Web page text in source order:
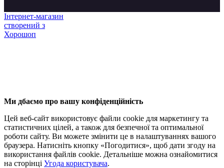
Інтернет-магазин
створений з
Хорошоп
Ми дбаємо про вашу конфіденційність
Цей веб-сайт використовує файли cookie для маркетингу та
статистичних цілей, а також для безпечної та оптимальної
роботи сайту. Ви можете змінити це в налаштуваннях вашого
браузера. Натисніть кнопку «Погодитися», щоб дати згоду на
використання файлів cookie. Детальніше можна ознайомитися
на сторінці Угода користувача.